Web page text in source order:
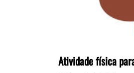
Atividade física